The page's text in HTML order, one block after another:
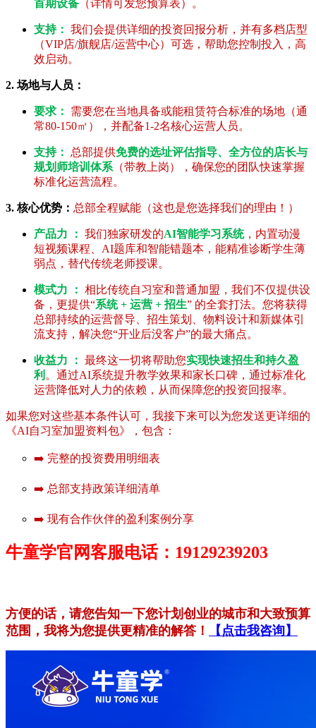
首期设备 （详情可发您预算表）。
支持： 我们会提供详细的投资回报分析，并有多档店型
（VIP店/旗舰店/运营中心）可选，帮助您控制投入，高
效启动。
2. 场地与人员：
要求：
需要您在当地具备或能租赁符合标准的场地（通
常80-150㎡），并配备1-2名核心运营人员。
支持： 总部提供免费的选址评估指导、全方位的店长与
规划师培训体系 （带教上岗），确保您的团队快速掌握
标准化运营流程。
3. 核心优势： 总部全程赋能（这也是您选择我们的理由！）
产品力 ： 我们独家研发的AI智能学习系统，内置动漫
短视频课程、AI题库和智能错题本，能精准诊断学生薄
弱点，替代传统老师授课。
模式力 ： 相比传统自习室和普通加盟，我们不仅提供设
备，更提供“系统 + 运营 + 招生” 的全套打法。您将获得
总部持续的运营督导、招生策划、物料设计和新媒体引
流支持，解决您“开业后没客户”的最大痛点。
收益力 ： 最终这一切将帮助您实现快速招生和持久盈
利 。通过AI系统提升教学效果和家长口碑，通过标准化
运营降低对人力的依赖，从而保障您的投资回报率。
如果您对这些基本条件认可，我接下来可以为您发送更详细的
《AI自习室加盟资料包》，包含：
➡️ 完整的投资费用明细表
➡️ 总部支持政策详细清单
➡️ 现有合作伙伴的盈利案例分享
牛童学官网客服电话：19129239203
方便的话，请您告知一下您计划创业的城市和大致预算
范围，我将为您提供更精准的解答！
【点击我咨询】